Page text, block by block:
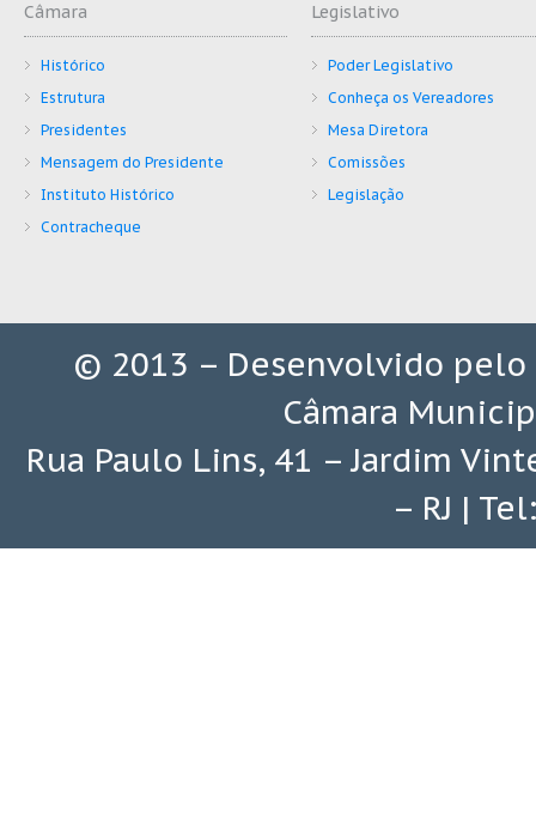
Câmara
Histórico
Estrutura
Presidentes
Mensagem do Presidente
Instituto Histórico
Contracheque
Legislativo
Poder Legislativo
Conheça os Vereadores
Mesa Diretora
Comissões
Legislação
© 2013 – Desenvolvido pelo
Câmara
Rua Paulo Lins, 41 – Jardim
– RJ |